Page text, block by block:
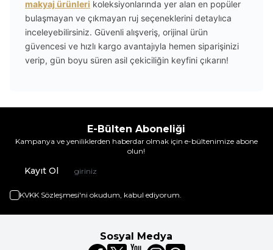
makyaj ürünleri koleksiyonlarında yer alan en popüler
bulaşmayan ve çıkmayan ruj seçeneklerini detaylıca
inceleyebilirsiniz. Güvenli alışveriş, orijinal ürün
güvencesi ve hızlı kargo avantajıyla hemen siparişinizi
verip, gün boyu süren asil çekiciliğin keyfini çıkarın!
E-Bülten Aboneliği
Kampanya ve yeniliklerden haberdar olmak için e-bültenimize abone
olun!
Kayıt Ol
KVKK Sözleşmesi'ni okudum, kabul ediyorum.
Sosyal Medya